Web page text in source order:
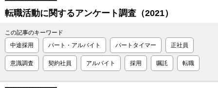
転職活動に関するアンケート調査（2021）
この記事のキーワード
中途採用
パート・アルバイト パートタイマー 正社員
意識調査 契約社員 アルバイト 採用 嘱託 転職